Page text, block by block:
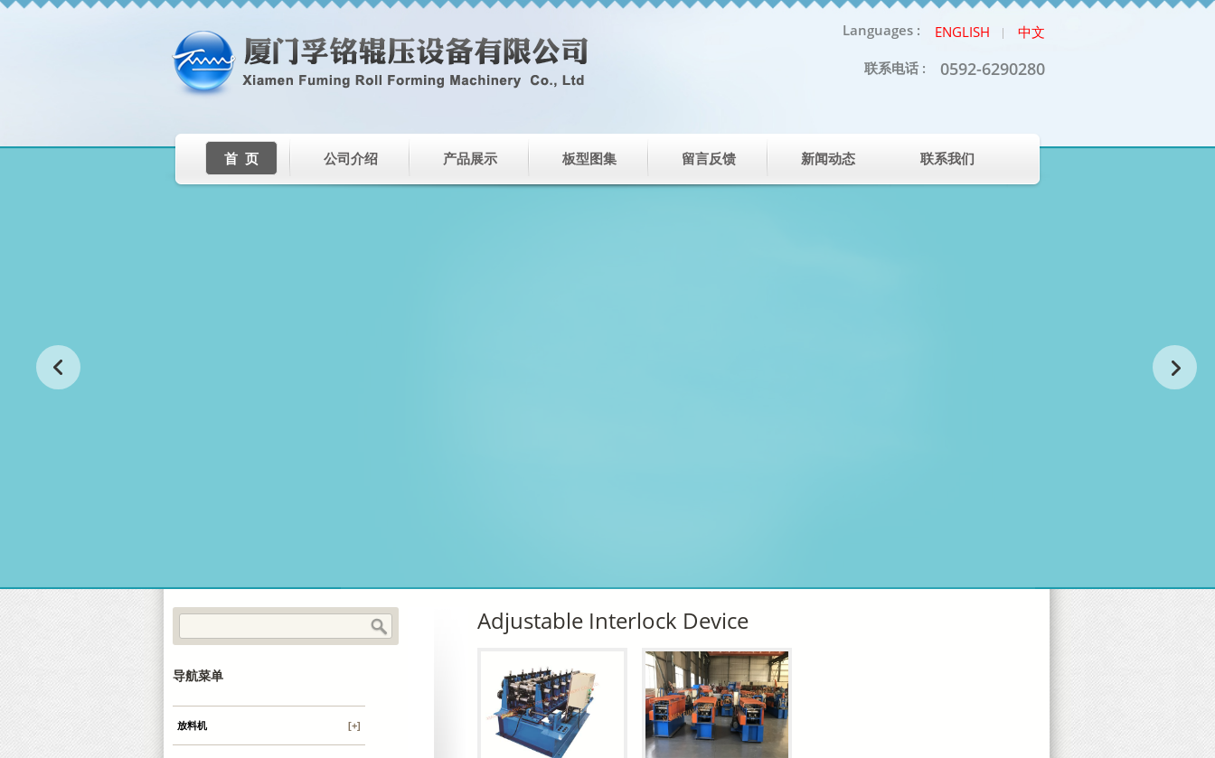
Languages : ENGLISH
中文
联系电话 :
0592-6290280
首 页 公司介绍 产品展示 板型图集 留言反馈 新闻动态 联系我们
导航菜单
放料机 [+]
Adjustable Interlock Device